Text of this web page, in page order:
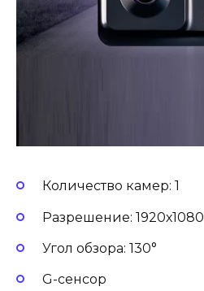
Количество камер: 1
Разрешение: 1920х1080
Угол обзора: 130°
G-сенсор